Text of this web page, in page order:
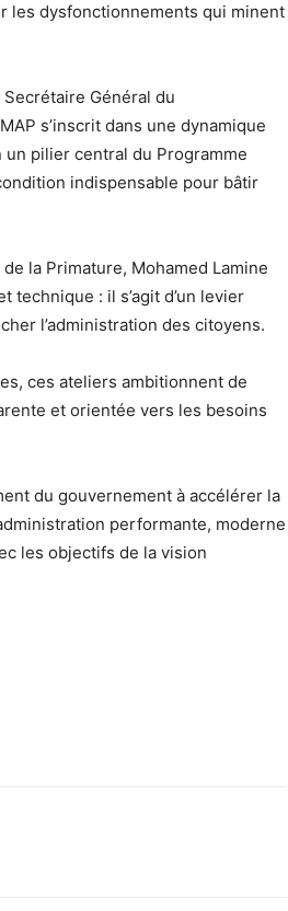
les dysfonctionnements qui minent
Général du
s’inscrit dans une dynamique
un pilier central du Programme
indispensable pour bâtir
la Primature, Mohamed Lamine
technique : il s’agit d’un levier
l’administration des citoyens.
ces ateliers ambitionnent de
et orientée vers les besoins
du gouvernement à accélérer la
performante, moderne
les objectifs de la vision